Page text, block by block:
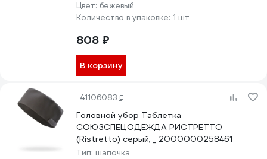
Цвет: бежевый
Количество в упаковке: 1 шт
808 ₽
В корзину
41106083
Головной убор Таблетка
СОЮЗСПЕЦОДЕЖДА РИСТРЕТТО
(Ristretto) серый, _ 2000000258461
Тип: шапочка